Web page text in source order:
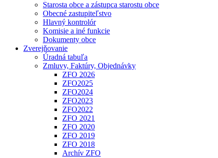
Starosta obce a zástupca starostu obce
Obecné zastupiteľstvo
Hlavný kontrolór
Komisie a iné funkcie
Dokumenty obce
Zverejňovanie
Úradná tabuľa
Zmluvy, Faktúry, Objednávky
ZFO 2026
ZFO2025
ZFO2024
ZFO2023
ZFO2022
ZFO 2021
ZFO 2020
ZFO 2019
ZFO 2018
Archív ZFO